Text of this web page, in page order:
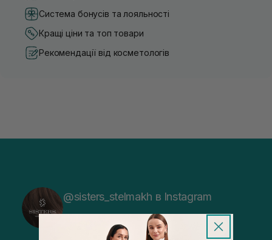
Система бонусів та лояльності
Кращі ціни та топ товари
Рекомендації від косметологів
@sisters_stelmakh в Instagram